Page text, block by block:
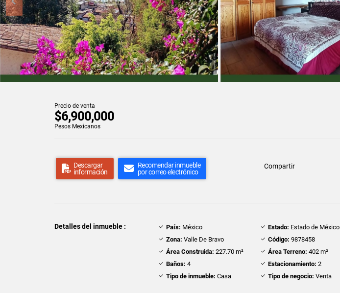
Precio de venta
$6,900,000
Pesos Mexicanos
Descargar
información
Recomendar inmueble
por correo electrónico
Compartir
Detalles del inmueble : País: México Estado: Estado de México
Zona: Valle De Bravo Código: 9878458
Área Construida: 227.70 m² Área Terreno: 402 m²
Baños: 4 Estacionamiento: 2
Tipo de inmueble: Casa Tipo de negocio: Venta